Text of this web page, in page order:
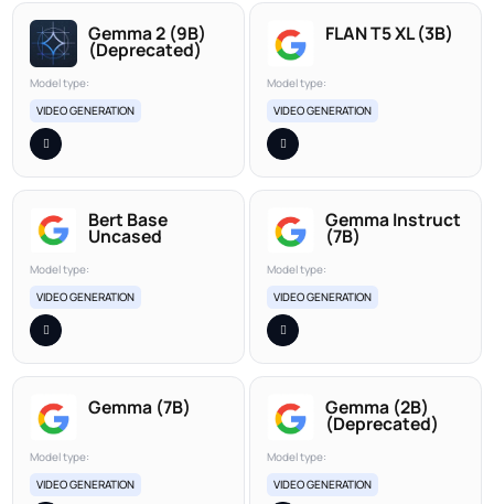
Gemma 2 (9B)
(Deprecated)
Model type:
VIDEO GENERATION
FLAN T5 XL (3B)
Model type:
VIDEO GENERATION
Bert Base
Uncased
Model type:
VIDEO GENERATION
Gemma Instruct
(7B)
Model type:
VIDEO GENERATION
Gemma (7B)
Model type:
VIDEO GENERATION
Gemma (2B)
(Deprecated)
Model type:
VIDEO GENERATION